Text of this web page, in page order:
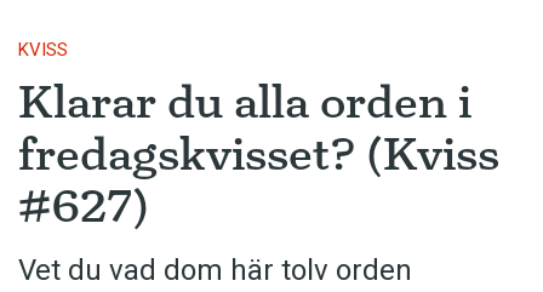
KVISS
Klarar du alla orden i
fredagskvisset? (Kviss
#627)
Vet du vad dom här tolv orden